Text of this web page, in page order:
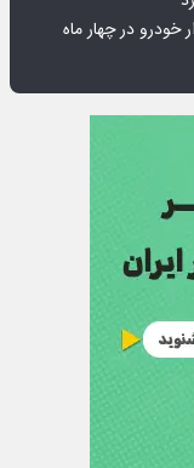
فروش خودروسازان؛ ۱۵۵ هزار خودرو در چهار ماه